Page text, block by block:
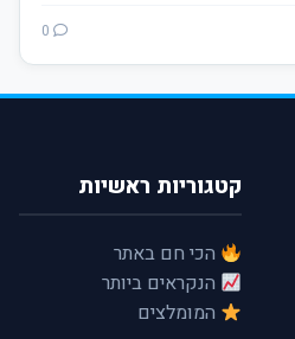
קטגוריות ראשיות
הכי חם באתר
הנקראים ביותר
המומלצים